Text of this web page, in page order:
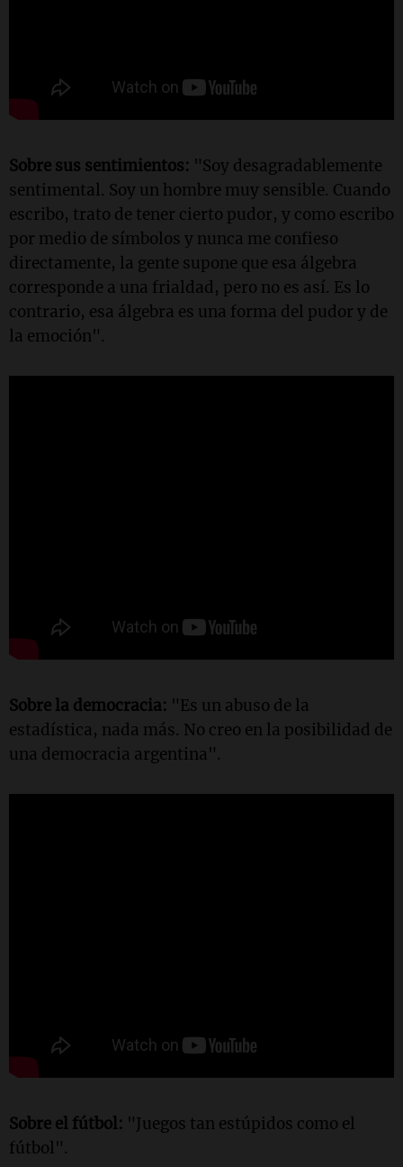
Sobre sus sentimientos: "Soy desagradablemente
sentimental. Soy un hombre muy sensible. Cuando
escribo, trato de tener cierto pudor, y como escribo
por medio de símbolos y nunca me confieso
directamente, la gente supone que esa álgebra
corresponde a una frialdad, pero no es así. Es lo
contrario, esa álgebra es una forma del pudor y de
la emoción".
Sobre la democracia: "Es un abuso de la
estadística, nada más. No creo en la posibilidad de
una democracia argentina".
Sobre el fútbol: "Juegos tan estúpidos como el
fútbol".